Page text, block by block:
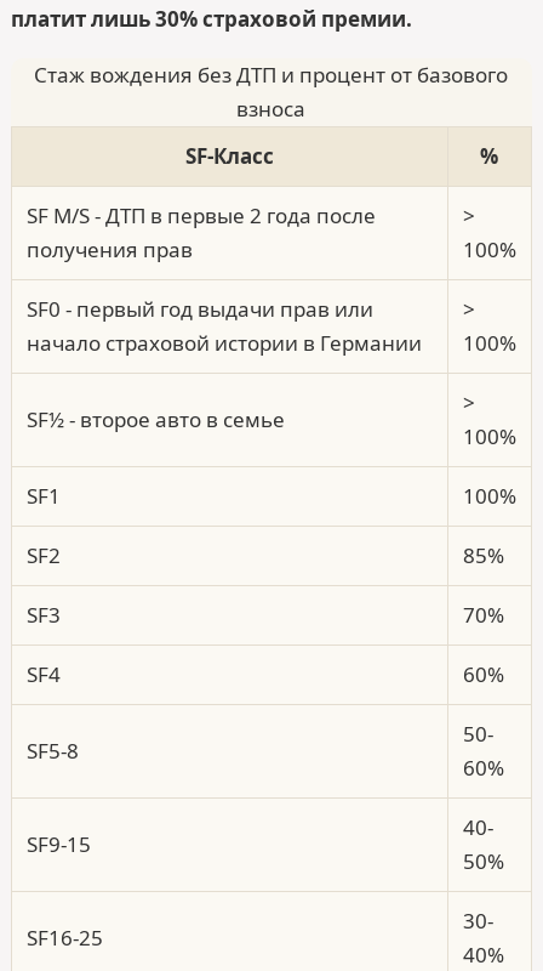
платит лишь 30% страховой премии.
Стаж вождения без ДТП и процент от базового
взноса
SF-Класс
%
SF M/S - ДТП в первые 2 года после
получения прав
>
100%
SF0 - первый год выдачи прав или
начало страховой истории в Германии
>
100%
SF½ - второе авто в семье
>
100%
SF1 100%
SF2 85%
SF3 70%
SF4 60%
SF5-8
50-
60%
SF9-15
40-
50%
SF16-25
30-
40%